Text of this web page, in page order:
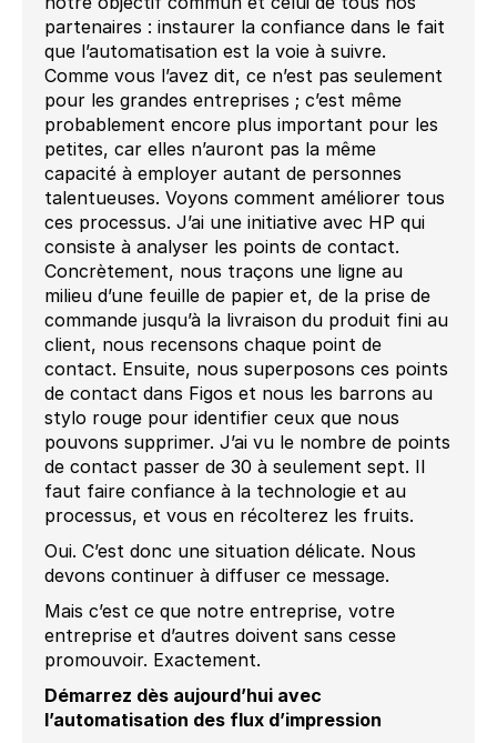
partenaires : instaurer la confiance dans le fait
que l’automatisation est la voie à suivre.
Comme vous l’avez dit, ce n’est pas seulement
pour les grandes entreprises ; c’est même
probablement encore plus important pour les
petites, car elles n’auront pas la même
capacité à employer autant de personnes
talentueuses. Voyons comment améliorer tous
ces processus. J’ai une initiative avec HP qui
consiste à analyser les points de contact.
Concrètement, nous traçons une ligne au
milieu d’une feuille de papier et, de la prise de
commande jusqu’à la livraison du produit fini au
client, nous recensons chaque point de
contact. Ensuite, nous superposons ces points
de contact dans Figos et nous les barrons au
stylo rouge pour identifier ceux que nous
pouvons supprimer. J’ai vu le nombre de points
de contact passer de 30 à seulement sept. Il
faut faire confiance à la technologie et au
processus, et vous en récolterez les fruits.
Oui. C’est donc une situation délicate. Nous
devons continuer à diffuser ce message.
Mais c’est ce que notre entreprise, votre
entreprise et d’autres doivent sans cesse
promouvoir. Exactement.
Démarrez dès aujourd’hui avec
l’automatisation des flux d’impression